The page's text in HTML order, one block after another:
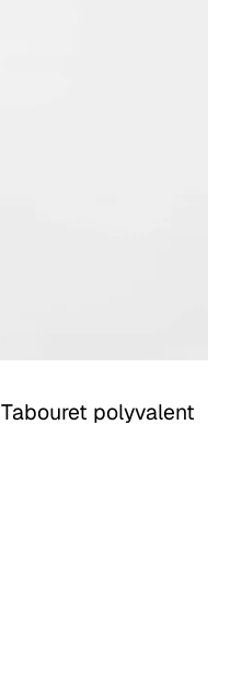
Tabouret polyvalent